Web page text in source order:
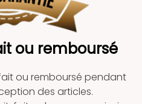
ou remboursé
ou remboursé pendant
des articles.